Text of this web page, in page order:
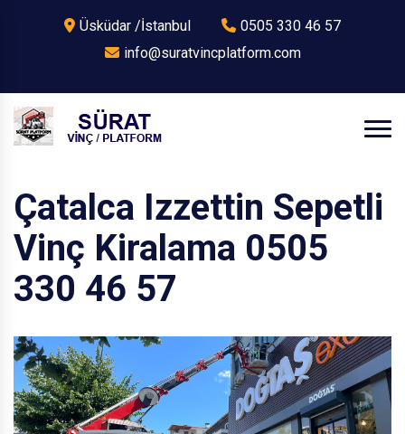
Üsküdar /İstanbul
0505 330 46 57
info@suratvincplatform.com
Çatalca Izzettin Sepetli
Vinç Kiralama 0505
330 46 57